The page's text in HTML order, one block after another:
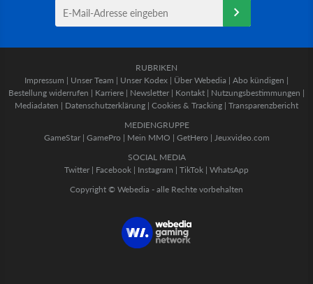
RUBRIKEN
Impressum | Unser Team | Unser Kodex | Über Webedia | Abo kündigen |
Bestellung widerrufen | Karriere | Newsletter | Kontakt | Nutzungsbestimmungen |
Mediadaten | Datenschutzerklärung | Cookies & Tracking | Transparenzbericht
MEDIENGRUPPE
GameStar| GamePro | Mein MMO | GetHero | Jeuxvideo.com
SOCIAL MEDIA
Twitter | Facebook | Instagram | TikTok | WhatsApp
Copyright © Webedia - alle Rechte vorbehalten